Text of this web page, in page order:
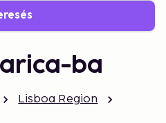
ba
Lisboa Region